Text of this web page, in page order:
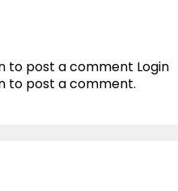
to post a comment Login
to post a comment.